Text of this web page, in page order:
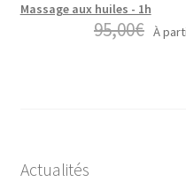
Massage aux huiles - 1h
95,00€ À
Actualités